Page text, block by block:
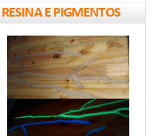
Pequenos Seixos
fosforescentes
9.9 €
RESINA E PIGMENTOS